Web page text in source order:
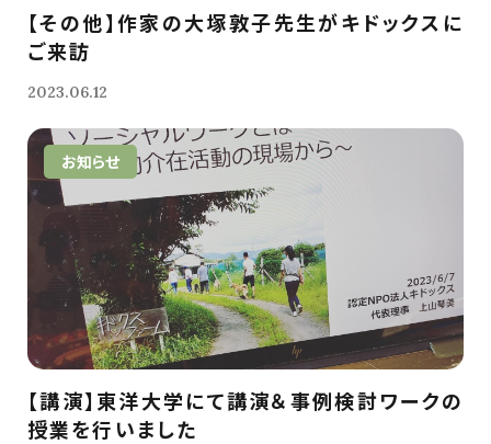
【その他】作家の大塚敦子先生がキドックスに
ご来訪
2023.06.12
お知らせ
【講演】東洋大学にて講演＆事例検討ワークの
授業を行いました